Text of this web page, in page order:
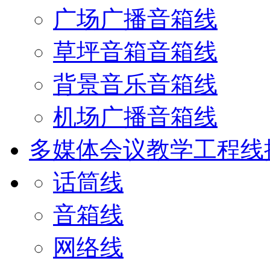
广场广播音箱线
草坪音箱音箱线
背景音乐音箱线
机场广播音箱线
多媒体会议教学工程
话筒线
音箱线
网络线